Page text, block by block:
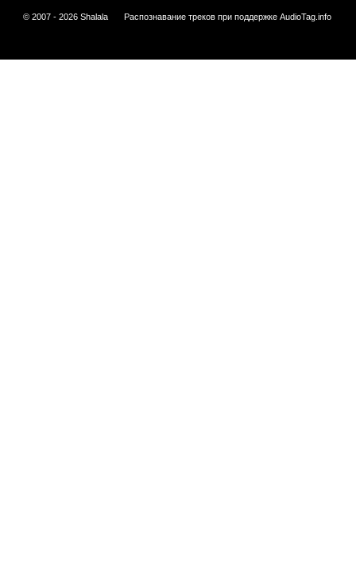
© 2007 - 2026 Shalala Распознавание треков при поддержке AudioTag.info